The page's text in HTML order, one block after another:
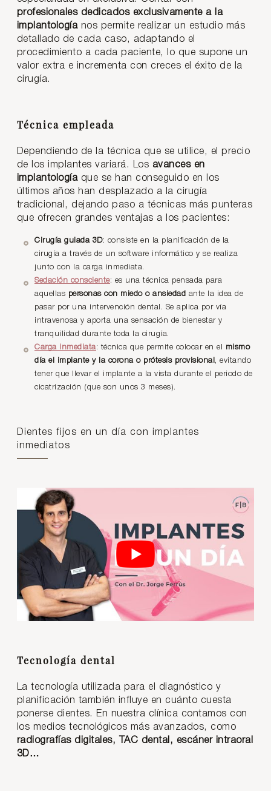
profesionales dedicados exclusivamente a la
implantologíanos permite realizar un estudio más
detallado de cada caso, adaptando el
procedimiento a cada paciente, lo que supone un
valor extra e incrementa con creces el éxito de la
cirugía.
Técnica empleada
Dependiendo de la técnica que se utilice, el precio
de los implantes variará. Los avances en
implantologíaque se han conseguido en los
últimos años han desplazado a la cirugía
tradicional, dejando paso a técnicas más punteras
que ofrecen grandes ventajas a los pacientes:
Cirugía guiada 3D: consiste en la planificación de la
cirugía a través de un software informático y se realiza
junto con la carga inmediata.
Sedación consciente: es una técnica pensada para
aquellas personas con miedo o ansiedad ante la idea de
pasar por una intervención dental. Se aplica por vía
intravenosa y aporta una sensación de bienestar y
tranquilidad durante toda la cirugía.
Carga inmediata: técnica que permite colocar en el
mismo
día el implante y la corona o prótesis provisional , evitando
tener que llevar el implante a la vista durante el periodo de
cicatrización (que son unos 3 meses).
Dientes fijos en un día con implantes
inmediatos
Tecnología dental
La tecnología utilizada para el diagnóstico y
planificación también influye en cuánto cuesta
ponerse dientes. En nuestra clínica contamos con
los medios tecnológicos más avanzados, como
radiografías digitales, TAC dental, escáner intraoral
3D…